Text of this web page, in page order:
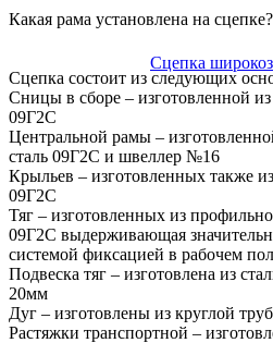
Какая рама установлена на сцепке?
Сцепка состоит из следующих
Сницы в сборе – изготовленной
09Г2С
Центральной рамы –
сталь 09Г2С и швеллер №16
Крыльев – изготовленных также
09Г2С
Тяг – изготовленных из
09Г2С выдерживающая
системой фиксацией в рабочем
Подвеска тяг – изготовлена из
20мм
Дуг – изготовлены из круглой
Растяжки транспортной –